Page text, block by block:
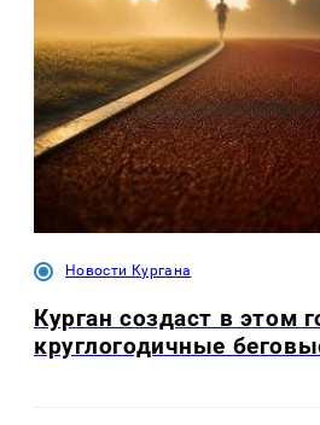
Новости Кургана
Курган создаст в этом
круглогодичные